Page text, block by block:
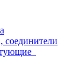
соединители